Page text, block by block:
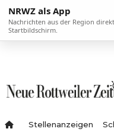
NRWZ als App
Nachrichten aus der Region
Startbildschirm.
Stellenanzeigen